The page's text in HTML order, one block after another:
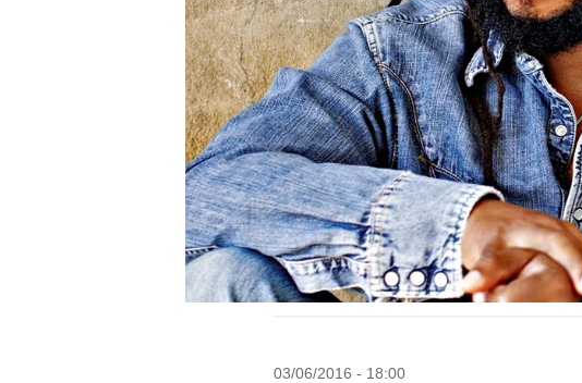
03/06/2016 - 18:00